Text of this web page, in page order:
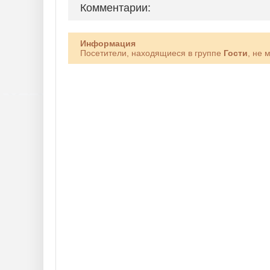
Комментарии:
Информация
Посетители, находящиеся в группе Гости , не